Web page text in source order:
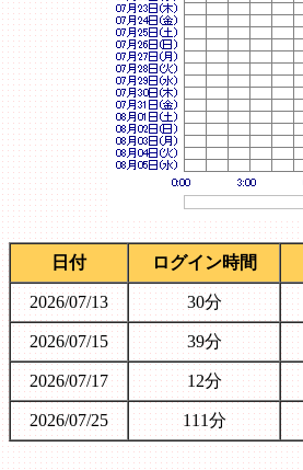
日付 ログイン時間
2026/07/13 30分
2026/07/15 39分
2026/07/17 12分
2026/07/25 111分